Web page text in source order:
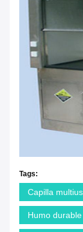
Tags:
Capilla
Humo